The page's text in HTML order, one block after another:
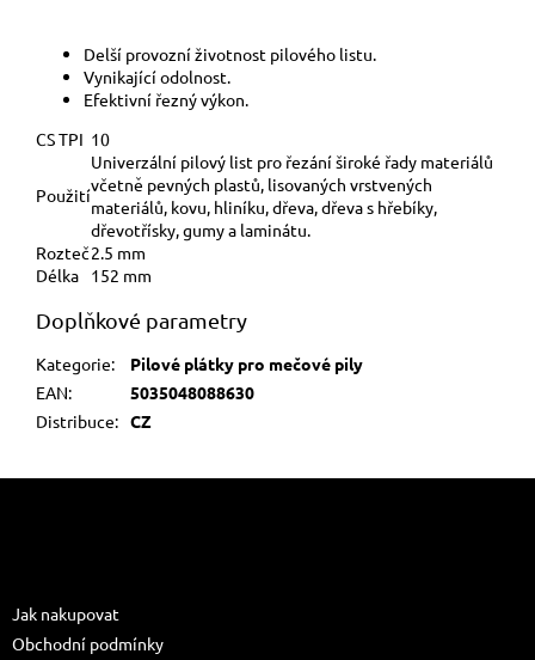
Delší provozní životnost pilového listu.
Vynikající odolnost.
Efektivní řezný výkon.
CS TPI 10
Použití
Univerzální pilový list pro řezání široké řady materiálů
včetně pevných plastů, lisovaných vrstvených
materiálů, kovu, hliníku, dřeva, dřeva s hřebíky,
dřevotřísky, gumy a laminátu.
Rozteč2.5 mm
Délka
152 mm
Doplňkové parametry
Kategorie:
Pilové plátky pro mečové pily
EAN:
5035048088630
Distribuce: CZ
Jak nakupovat
Obchodní podmínky